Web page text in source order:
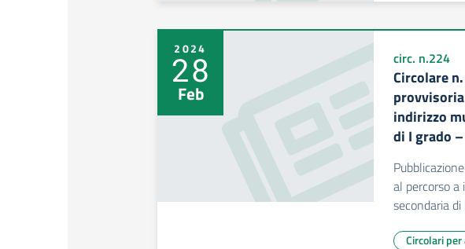
2024
28
Feb
circ. n.224
Circolare
indirizzo
di I grado –
al percorso a
secondaria
Circolari